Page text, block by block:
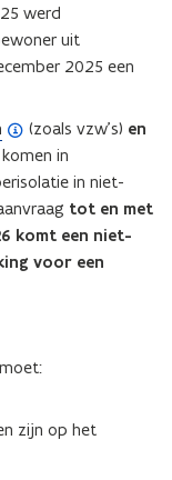
werd
uit
2025 een
(zoals vzw’s) en
komen in
in niet-
tot en met
komt een niet-
voor een
zijn op het